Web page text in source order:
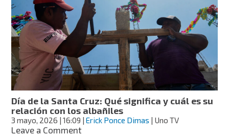
así
será
el
desfile
del
5
de
Mayo
en
CDMX
este
2026
Día de la Santa Cruz: Qué significa y cuál es su
relación con los albañiles
3 mayo, 2026 | 16:09 |Erick Ponce Dimas | Uno TV
Leave a Commenton